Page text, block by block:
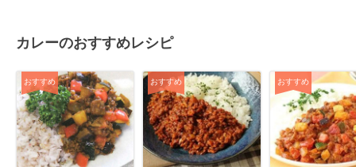
カレーのおすすめレシピ
おすすめ おすすめ おすすめ